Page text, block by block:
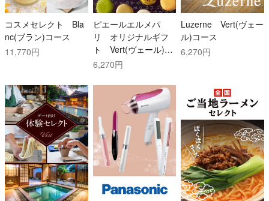
コスメセレクト Bla
nc(ブラン)コース
11,770円
ピエールエルメパ
リ オリジナルギフ
ト Vert(ヴェール)コ
ース
6,270円
Luzerne Vert(ヴェー
ル)コース
6,270円